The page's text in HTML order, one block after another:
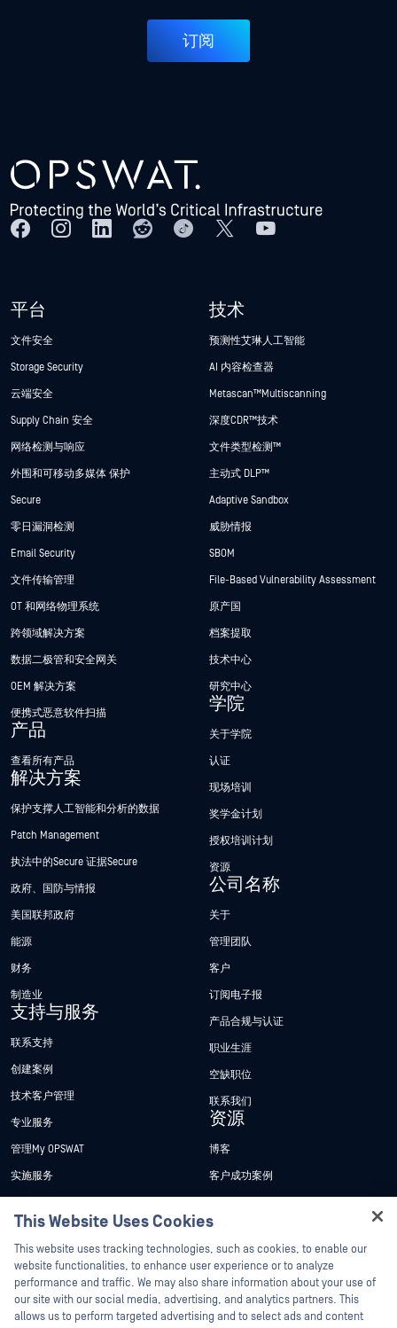
订阅
平台
文件安全
Storage Security
云端安全
Supply Chain 安全
网络检测与响应
外围和可移动多媒体 保护
Secure
零日漏洞检测
Email Security
文件传输管理
OT 和网络物理系统
跨领域解决方案
数据二极管和安全网关
OEM 解决方案
便携式恶意软件扫描
产品
查看所有产品
解决方案
保护支撑人工智能和分析的数据
Patch Management
执法中的Secure 证据Secure
政府、国防与情报
美国联邦政府
能源
财务
制造业
支持与服务
联系支持
创建案例
技术客户管理
专业服务
管理My OPSWAT
实施服务
技术文档
培训
漏洞计划
合作伙伴
技术
预测性艾琳人工智能
AI 内容检查器
Metascan™ Multiscanning
深度CDR™技术
文件类型检测™
主动式 DLP™
Adaptive Sandbox
威胁情报
SBOM
File-Based Vulnerability Assessment
原产国
档案提取
技术中心
研究中心
学院
关于学院
认证
现场培训
奖学金计划
授权培训计划
资源
公司名称
关于
管理团队
客户
订阅电子报
产品合规与认证
职业生涯
空缺职位
联系我们
资源
博客
客户成功案例
新闻报道
活动
网络研讨会
产品型录
This Website Uses Cookies
This website uses tracking technologies, such as cookies, to enable our
website functionalities, to enhance user experience or to analyze
performance and traffic. We may also share information about your use of
our site with our social media, advertising, and analytics partners. This
allows us to perform targeted advertising and to select ads and content
Hey there!
I'm Ozzy, your OPSWAT virtual assistant.
How can I help you secure what's critical
today?